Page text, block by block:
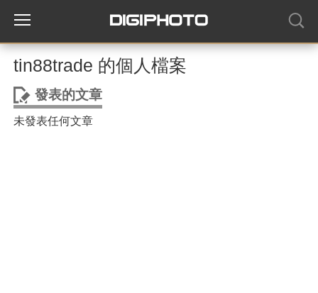
tin88trade 的個人檔案
發表的文章
未發表任何文章